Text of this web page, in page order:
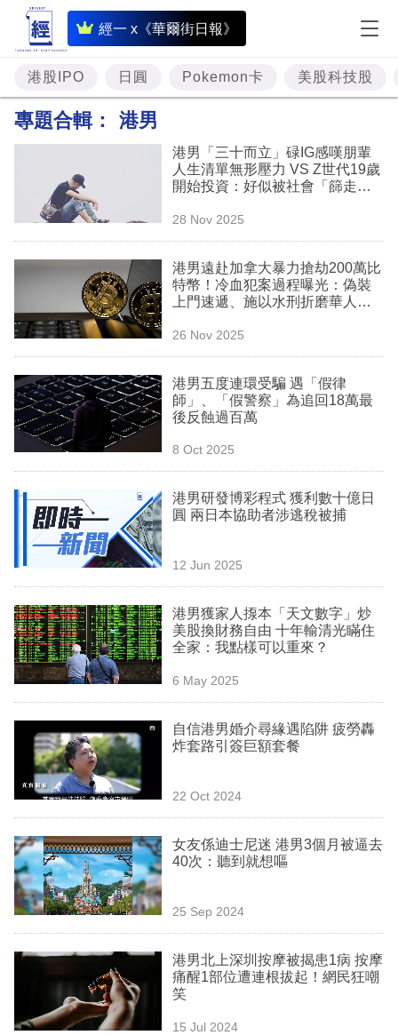
經一 x《華爾街日報》
即
時
財
經
資
樓
市
理
商
業
科
技
場
生
時
事
欄
訂
閱
區
港股IPO 日圓 Pokemon卡 美股科技股
專題合輯： 港男
港男「三十而立」碌IG感嘆朋輩
人生清單無形壓力 VS Z世代19歲
開始投資：好似被社會「篩走」
28 Nov 2025
港男遠赴加拿大暴力搶劫200萬比
特幣！冷血犯案過程曝光：偽裝
上門速遞、施以水刑折磨華人家
26 Nov 2025
港男五度連環受騙 遇「假律
師」、「假警察」為追回18萬最
後反蝕過百萬
8 Oct 2025
港男研發博彩程式 獲利數十億日
圓 兩日本協助者涉逃稅被捕
12 Jun 2025
港男獲家人揼本「天文數字」炒
美股換財務自由 十年輸清光瞞住
全家：我點樣可以重來？
6 May 2025
自信港男婚介尋緣遇陷阱 疲勞轟
炸套路引簽巨額套餐
22 Oct 2024
女友係迪士尼迷 港男3個月被逼去
40次：聽到就想嘔
25 Sep 2024
港男北上深圳按摩被揭患1病 按摩
痛醒1部位遭連根拔起！網民狂嘲
笑
15 Jul 2024